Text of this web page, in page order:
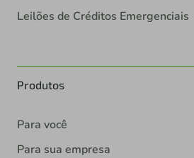
Leilões de Créditos Emergenciais
Produtos
Para você
Para sua empresa